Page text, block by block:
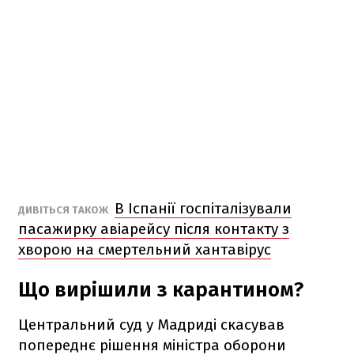
ДИВІТЬСЯ ТАКОЖ
В Іспанії госпіталізували
пасажирку авіарейсу після контакту з
хворою на смертельний хантавірус
Що вирішили з карантином?
Центральний суд у Мадриді скасував
попереднє рішення міністра оборони